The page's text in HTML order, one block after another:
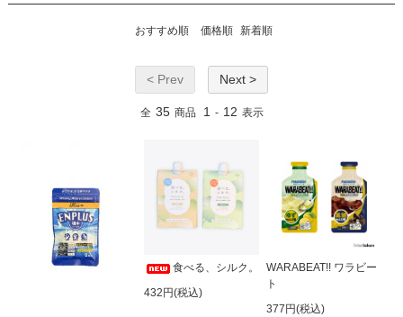
おすすめ順 価格順 新着順
< Prev Next >
全 35 商品 1 - 12 表示
食べる、シルク。
432円(税込)
WARABEAT!! ワラビー
ト
377円(税込)